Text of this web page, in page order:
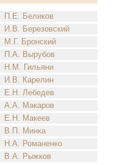
П.Е. Беликов
И.В. Березовский
М.Г. Бронский
П.А. Вырубов
Н.М. Гильяни
И.В. Карелин
Е.Н. Лебедев
А.А. Макаров
Е.Н. Макеев
В.П. Минка
Н.А. Романенко
В.А. Рыжков